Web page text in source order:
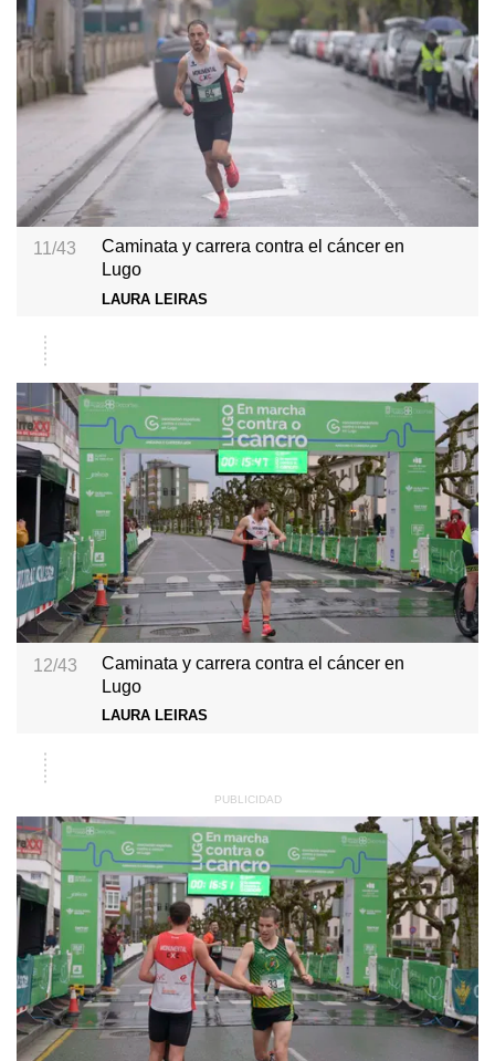
11/43
Caminata y carrera contra el cáncer en
Lugo
LAURA LEIRAS
12/43
Caminata y carrera contra el cáncer en
Lugo
LAURA LEIRAS